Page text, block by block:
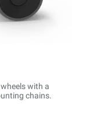
with a
chains.